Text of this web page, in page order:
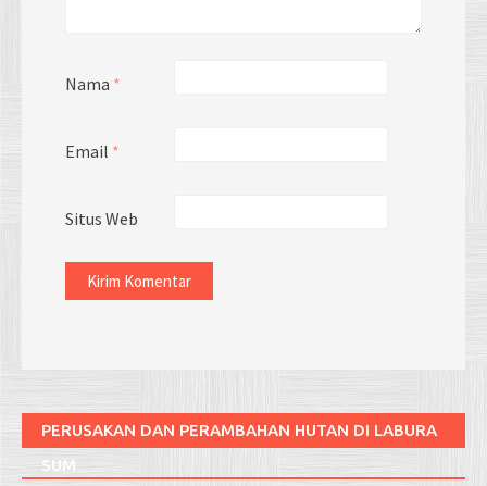
Nama *
Email *
Situs Web
PERUSAKAN DAN PERAMBAHAN HUTAN DI LABURA
SUM